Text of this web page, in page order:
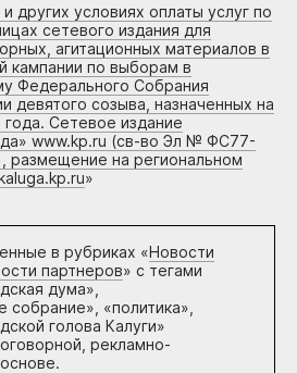
других условиях оплаты услуг по
сетевого издания для
агитационных материалов в
кампании по выборам в
Федерального Собрания
девятого созыва, назначенных на
года. Сетевое издание
www.kp.ru (св-во Эл № ФС77-
размещение на региональном
»
в рубриках «Новости
партнеров» с тегами
дума»,
собрание», «политика»,
голова Калуги»
рекламно-